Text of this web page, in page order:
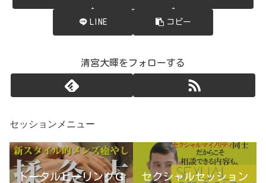
LINE コピー
清宮大暉をフォローする
セッションメニュー
トータルヒーリングＧ セクシャルセッション